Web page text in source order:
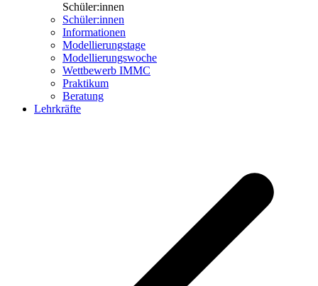
Schüler:innen
Schüler:innen
Informationen
Modellierungstage
Modellierungswoche
Wettbewerb IMMC
Praktikum
Beratung
Lehrkräfte